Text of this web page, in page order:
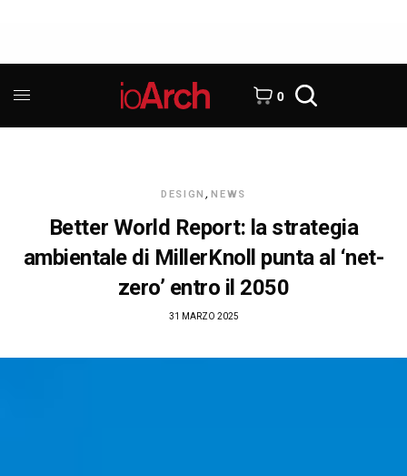
0
DESIGN , NEWS
Better World Report: la strategia
ambientale di MillerKnoll punta al ‘net-
zero’ entro il 2050
31 MARZO 2025